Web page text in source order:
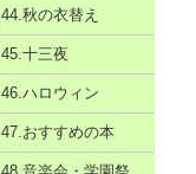
44.秋の衣替え
45.十三夜
46.ハロウィン
47.おすすめの本
48.音楽会・学園祭